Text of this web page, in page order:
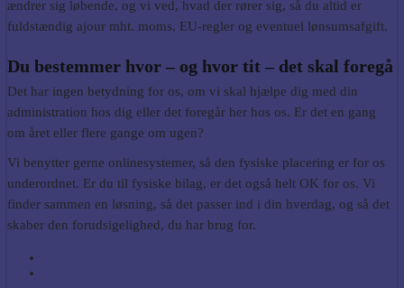
ændrer sig løbende, og vi ved, hvad der rører sig, så du altid er
fuldstændig ajour mht. moms, EU-regler og eventuel lønsumsafgift.
Du bestemmer hvor – og hvor tit – det skal foregå
Det har ingen betydning for os, om vi skal hjælpe dig med din
administration hos dig eller det foregår her hos os. Er det en gang
om året eller flere gange om ugen?
Vi benytter gerne onlinesystemer, så den fysiske placering er for os
underordnet. Er du til fysiske bilag, er det også helt OK for os. Vi
finder sammen en løsning, så det passer ind i din hverdag, og så det
skaber den forudsigelighed, du har brug for.